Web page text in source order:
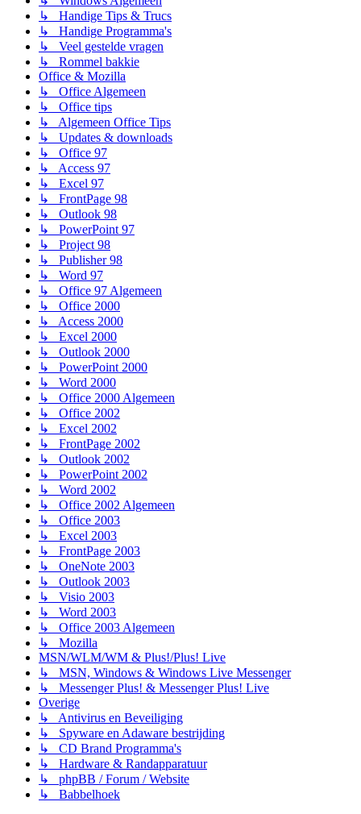
↳ Handige Tips & Trucs
↳ Handige Programma's
↳ Veel gestelde vragen
↳ Rommel bakkie
Office & Mozilla
↳ Office Algemeen
↳ Office tips
↳ Algemeen Office Tips
↳ Updates & downloads
↳ Office 97
↳ Access 97
↳ Excel 97
↳ FrontPage 98
↳ Outlook 98
↳ PowerPoint 97
↳ Project 98
↳ Publisher 98
↳ Word 97
↳ Office 97 Algemeen
↳ Office 2000
↳ Access 2000
↳ Excel 2000
↳ Outlook 2000
↳ PowerPoint 2000
↳ Word 2000
↳ Office 2000 Algemeen
↳ Office 2002
↳ Excel 2002
↳ FrontPage 2002
↳ Outlook 2002
↳ PowerPoint 2002
↳ Word 2002
↳ Office 2002 Algemeen
↳ Office 2003
↳ Excel 2003
↳ FrontPage 2003
↳ OneNote 2003
↳ Outlook 2003
↳ Visio 2003
↳ Word 2003
↳ Office 2003 Algemeen
↳ Mozilla
MSN/WLM/WM & Plus!/Plus! Live
↳ MSN, Windows & Windows Live Messenger
↳ Messenger Plus! & Messenger Plus! Live
Overige
↳ Antivirus en Beveiliging
↳ Spyware en Adaware bestrijding
↳ CD Brand Programma's
↳ Hardware & Randapparatuur
↳ phpBB / Forum / Website
↳ Babbelhoek